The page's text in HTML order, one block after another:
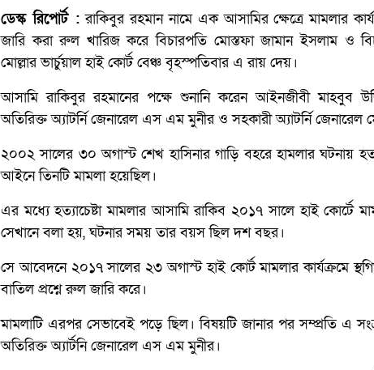
ডেস্ক রিপোর্ট :রাকিবুর রহমান নামে এক আসামির ক্ষেত্রে মামলার
জারি করা রুল খারিজ করে বিচারপতি মোস্তফা জামান ইসলাম ও
মোল্লার ভার্চুয়াল হাই কোর্ট বেঞ্চ বৃহস্পতিবার এ রায় দেয়।
আসামি রাকিবুর রহমানের পক্ষে শুনানি করেন আইনজীবী মাহবুব
অতিরিক্ত অ্যাটর্নি জেনারেল এস এম মুনীর ও সহকারী অ্যাটর্নি জেনারেল
২০০২ সালের ৩০ অগাস্ট শেখ হাসিনার গাড়ি বহরে হামলার ঘটনায়
আইনে তিনটি মামলা হয়েছিল।
এর মধ্যে হত্যাচেষ্টা মামলার আসামি রাকিব ২০১৭ সালে হাই কোর্টে
সেখানে বলা হয়, ঘটনার সময় তার বয়স ছিল দশ বছর।
সে আবেদনে ২০১৭ সালের ২৩ অগাস্ট হাই কোর্ট মামলার কার্যক্রমে
বাতিল প্রশ্নে রুল জারি করে।
মামলাটি এরপর সেভাবেই পড়ে ছিল। বিষয়টি জানার পর সম্প্রতি এ
অতিরিক্ত অ্যার্টনি জেনারেল এস এম মুনীর।